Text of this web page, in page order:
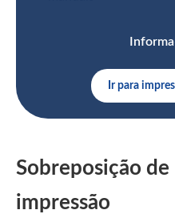
Ir para
Sobreposição
impressão